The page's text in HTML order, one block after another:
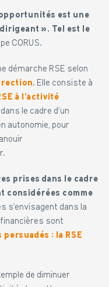
est une
». Tel est le
CORUS.
démarche RSE selon
. Elle consiste à
à l’activité
le cadre d’un
autonomie, pour
prises dans le cadre
considérées comme
s’envisagent dans la
sont
persuadés : la RSE
de diminuer